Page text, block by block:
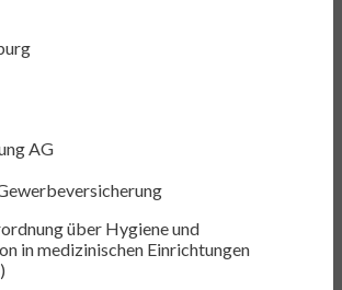
AG
über Hygiene und
in medizinischen Einrichtungen